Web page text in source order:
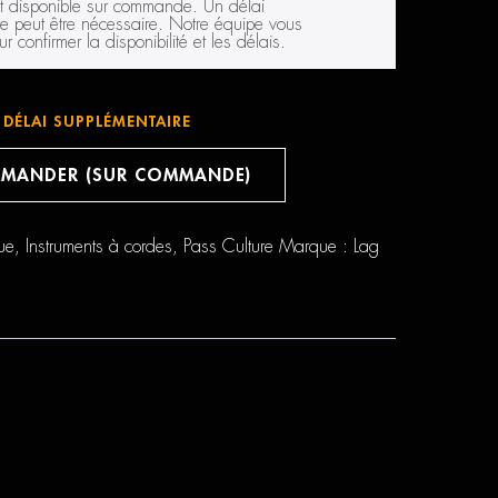
disponible sur commande. Un délai
peut être nécessaire. Notre équipe vous
confirmer la disponibilité et les délais.
SUPPLÉMENTAIRE
(SUR COMMANDE)
Instruments à cordes Pass Culture Marque : Lag